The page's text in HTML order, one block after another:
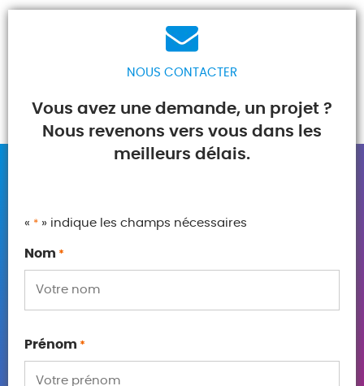
NOUS CONTACTER
Vous avez une demande, un projet ?
Nous revenons vers vous dans les
meilleurs délais.
« * » indique les champs nécessaires
Nom *
Prénom *